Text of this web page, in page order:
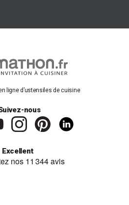
ligne d’ustensiles de cuisine
nous
Excellent